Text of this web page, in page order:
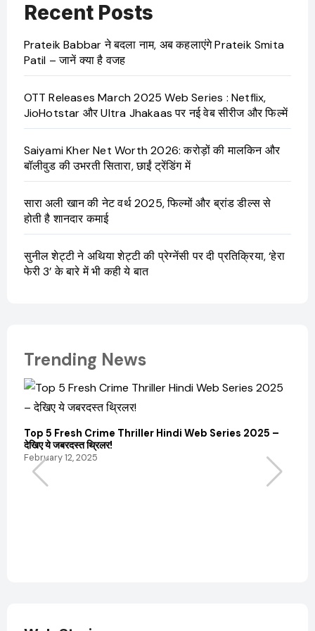
Recent Posts
Prateik Babbar ने बदला नाम, अब कहलाएंगे Prateik Smita
Patil – जानें क्या है वजह
OTT Releases March 2025 Web Series : Netflix,
JioHotstar और Ultra Jhakaas पर नई वेब सीरीज और फिल्में
Saiyami Kher Net Worth 2026: करोड़ों की मालकिन और
बॉलीवुड की उभरती सितारा, छाईं ट्रेंडिंग में
सारा अली खान की नेट वर्थ 2025, फिल्मों और ब्रांड डील्स से
होती है शानदार कमाई
सुनील शेट्टी ने अथिया शेट्टी की प्रेग्नेंसी पर दी प्रतिक्रिया, ‘हेरा
फेरी 3’ के बारे में भी कही ये बात
Trending News
Top 5 Fresh Crime Thriller Hindi Web Series 2025 –
देखिए ये जबरदस्त थ्रिलर!
February 12, 2025